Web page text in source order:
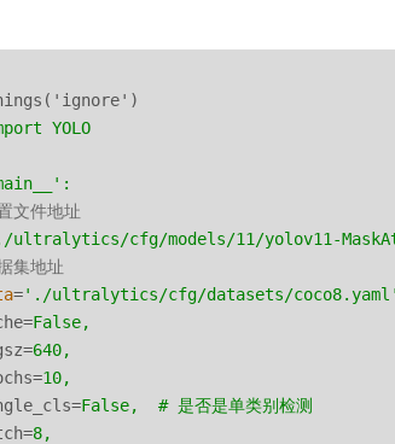
YOLO
文件地址
ultralytics/cfg/models/11/yolov11-
集地址
='./ultralytics/cfg/datasets/
=False,
=640,
=10,
=False,  # 是否是单类别检测
=8,